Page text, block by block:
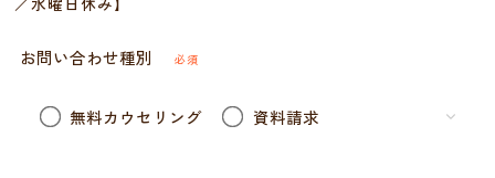
お問い合わせ種別 必須
無料カウセリング 資料請求